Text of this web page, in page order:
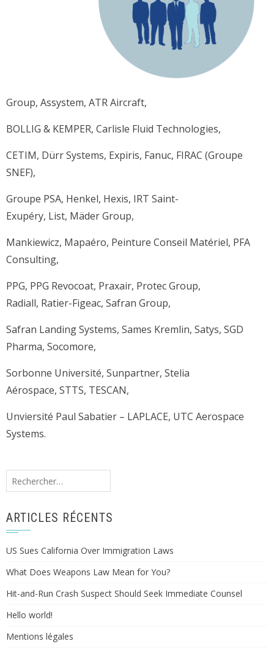
Group, Assystem, ATR Aircraft,
BOLLIG & KEMPER, Carlisle Fluid Technologies,
CETIM, Dürr Systems, Expiris, Fanuc, FIRAC (Groupe
SNEF),
Groupe PSA, Henkel, Hexis, IRT Saint-
Exupéry, List, Mäder Group,
Mankiewicz, Mapaéro, Peinture Conseil Matériel, PFA
Consulting,
PPG, PPG Revocoat, Praxair, Protec Group,
Radiall, Ratier-Figeac, Safran Group,
Safran Landing Systems, Sames Kremlin, Satys, SGD
Pharma, Socomore,
Sorbonne Université, Sunpartner, Stelia
Aérospace, STTS, TESCAN,
Unviersité Paul Sabatier – LAPLACE, UTC Aerospace
Systems.
Rechercher :
ARTICLES RÉCENTS
US Sues California Over Immigration Laws
What Does Weapons Law Mean for You?
Hit-and-Run Crash Suspect Should Seek Immediate Counsel
Hello world!
Mentions légales